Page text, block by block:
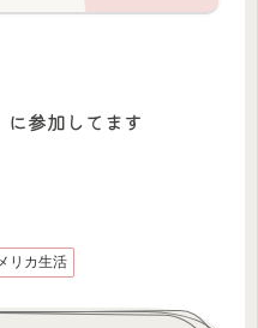
に参加してます
リカ生活